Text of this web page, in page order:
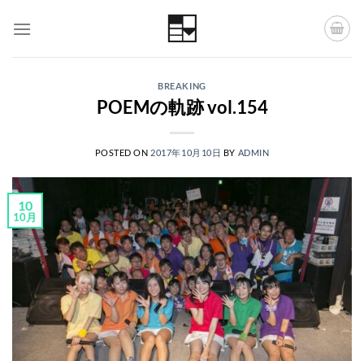
BREAKING
POEMの軌跡 vol.154
POSTED ON 2017年10月10日 BY ADMIN
10
10月